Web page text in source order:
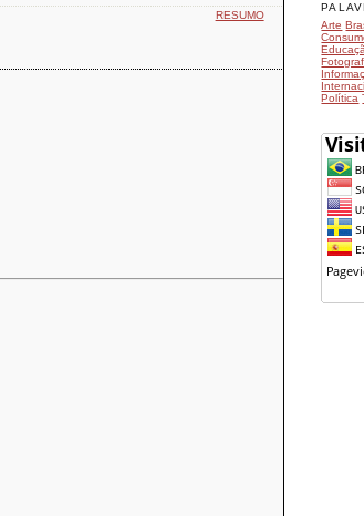
Arte
Política
RESUMO